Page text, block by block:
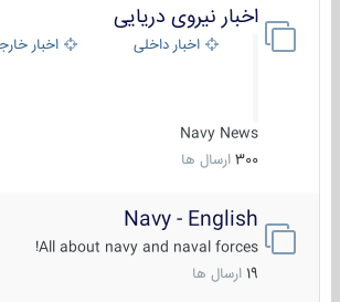
اخبار نیروی دریایی
اخبار داخلی اخبار خارجی
Navy News
300 ارسال ها
Navy - English
All about navy and naval forces!
ارسال ها